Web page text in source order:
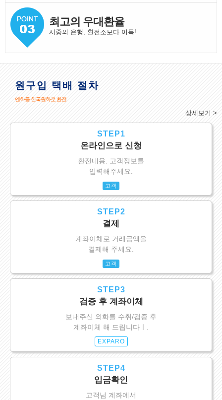
최고의 우대환율
시중의 은행, 환전소보다 이득!
원구입 택배 절차
엔화를 한국원화로 환전
상세보기 >
STEP1
온라인으로 신청
환전내용, 고객정보를
입력해주세요.
고객
STEP2
결제
계좌이체로 거래금액을
결제해 주세요.
고객
STEP3
검증 후 계좌이체
보내주신 외화를 수취/검증 후
계좌이체 해 드립니다ㅣ.
EXPARO
STEP4
입금확인
고객님 계좌에서